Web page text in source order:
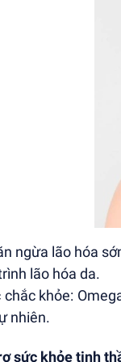
ngừa lão hóa
lão hóa da.
chắc khỏe:
nhiên.
sức khỏe tinh